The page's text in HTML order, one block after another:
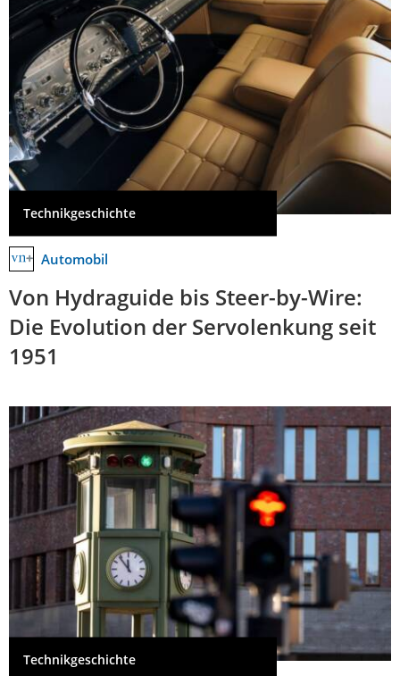
Technikgeschichte
Automobil
Von Hydraguide bis Steer-by-Wire:
Die Evolution der Servolenkung seit
1951
Technikgeschichte